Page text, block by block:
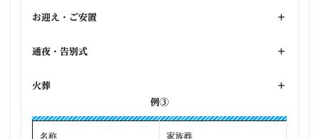
お迎え・ご安置 +
通夜・告別式 +
火葬
+
例③
名称 家族葬